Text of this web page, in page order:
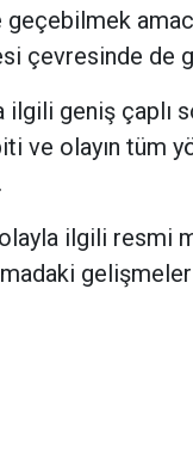
çevresinde de
geniş çaplı
ve olayın tüm
ilgili resmi